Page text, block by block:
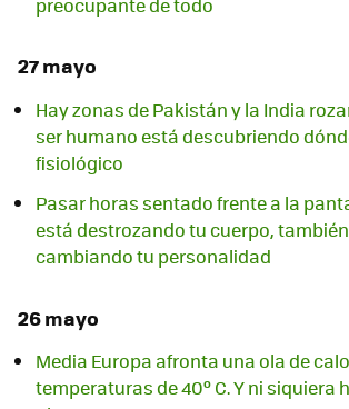
27 mayo
Hay zonas de Pakistán y la India
ser humano está descubriendo
fisiológico
Pasar horas sentado frente a la
está destrozando tu cuerpo,
cambiando tu personalidad
26 mayo
Media Europa afronta una ola de
temperaturas de 40º C. Y ni siquiera